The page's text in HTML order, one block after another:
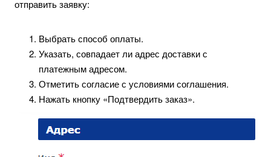
отправить заявку:
Выбрать способ оплаты.
Указать, совпадает ли адрес доставки с
платежным адресом.
Отметить согласие с условиями соглашения.
Нажать кнопку «Подтвердить заказ».